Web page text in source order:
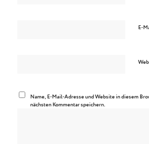
E-
Name, E-Mail-Adresse und Website in diesem
nächsten Kommentar speichern.